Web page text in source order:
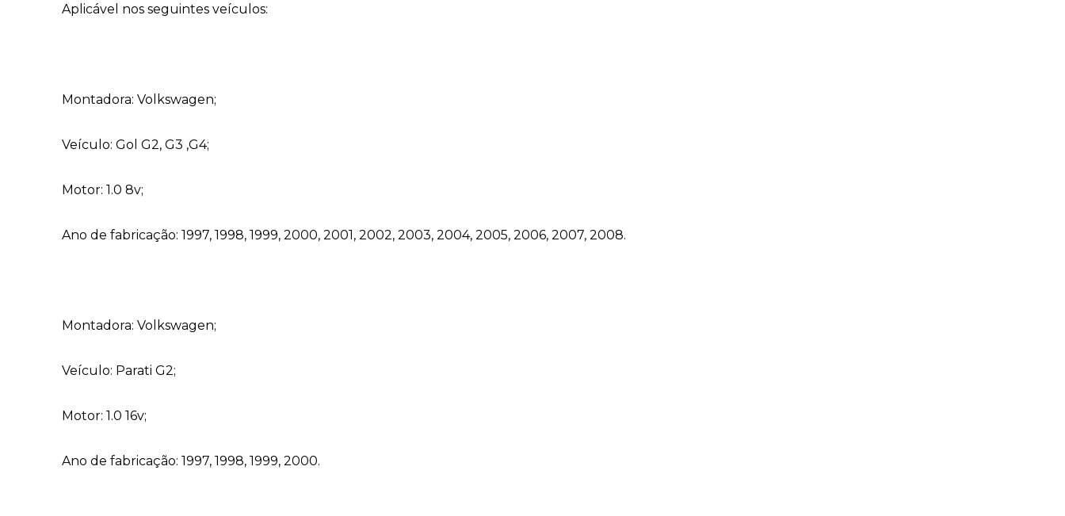
Aplicável nos seguintes veículos:
Montadora: Volkswagen;
Veículo: Gol G2, G3 ,G4;
Motor: 1.0 8v;
Ano de fabricação: 1997, 1998, 1999, 2000, 2001, 2002, 2003, 2004, 2005, 2006, 2007, 2008.
Montadora: Volkswagen;
Veículo: Parati G2;
Motor: 1.0 16v;
Ano de fabricação: 1997, 1998, 1999, 2000.